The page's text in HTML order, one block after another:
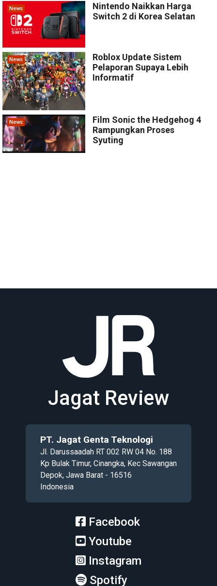
News
Nintendo Naikkan Harga
Switch 2 di Korea Selatan
News
Roblox Update Sistem
Pelaporan Supaya Lebih
Informatif
News
Film Sonic the Hedgehog 4
Rampungkan Proses
Syuting
Jagat Review
PT. Jagat Genta Teknologi
Jl. Darussaadah RT 002 RW 04 No. 188
Kp Bulak Timur, Cinangka, Kec Sawangan
Depok, Jawa Barat - 16516
Indonesia
Facebook
Youtube
Instagram
Spotify